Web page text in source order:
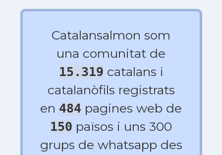
Catalansalmon som
una comunitat de
15.319 catalans i
catalanòfils registrats
en 484 pagines web de
150 països i uns 300
grups de whatsapp des